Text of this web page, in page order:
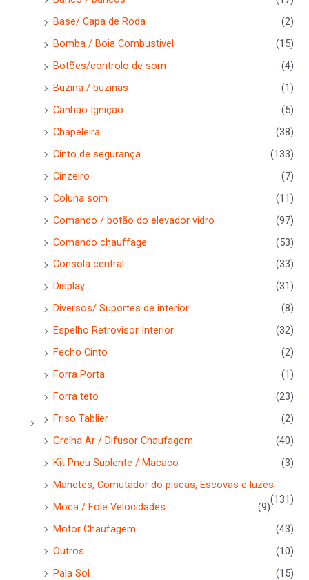
Base/ Capa de Roda
(2)
Bomba / Boia Combustivel
(15)
Botões/controlo de som
(4)
Buzina / buzinas
(1)
Canhao Igniçao
(5)
Chapeleira
(38)
Cinto de segurança
(133)
Cinzeiro
(7)
Coluna som
(11)
Comando / botão do elevador vidro
(97)
Comando chauffage
(53)
Consola central
(33)
Display
(31)
Diversos/ Suportes de interior
(8)
Espelho Retrovisor Interior
(32)
Fecho Cinto
(2)
Forra Porta
(1)
Forra teto
(23)
Friso Tablier
(2)
Grelha Ar / Difusor Chaufagem
(40)
Kit Pneu Suplente / Macaco
(3)
Manetes, Comutador do piscas, Escovas e luzes
(131)
Moca / Fole Velocidades
(9)
Motor Chaufagem
(43)
Outros
(10)
Pala Sol
(15)